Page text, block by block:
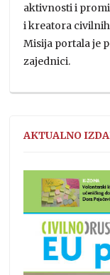
aktivnosti i
i kreatora
Misija portala je
zajednici.
AKTUALNO